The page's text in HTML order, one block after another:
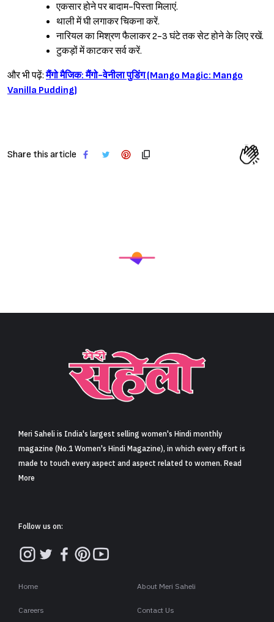
एकसार होने पर बादाम-पिस्ता मिलाएं.
थाली में घी लगाकर चिकना करें.
नारियल का मिश्रण फैलाकर 2-3 घंटे तक सेट होने के लिए रखें.
टुकड़ों में काटकर सर्व करें.
और भी पढ़ें:मैंगो मैजिक: मैंगो-वेनीला पुडिंग (Mango Magic: Mango
Vanilla Pudding)
Share this article
Meri Saheli is India's largest selling women's Hindi monthly
magazine (No.1 Women's Hindi Magazine), in which every effort is
made to touch every aspect and aspect related to women. Read
More
Follow us on:
Home About Meri Saheli
Careers Contact Us